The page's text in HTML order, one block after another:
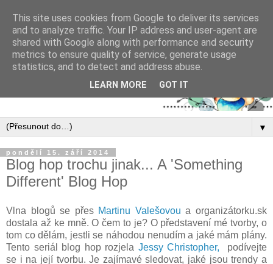
▼
pondělí 15. září 2014
Blog hop trochu jinak... A 'Something
Different' Blog Hop
Vlna blogů se přesMartinu Valešovoua organizátorku.sk
dostala až ke mně. O čem to je? O představení mé tvorby, o
tom co dělám, jestli se náhodou nenudím a jaké mám plány.
Tento seriál blog hop rozjela Jessy Christopher, podívejte
se i na její tvorbu. Je zajímavé sledovat, jaké jsou trendy a
This site uses cookies from Google to deliver its services
and to analyze traffic. Your IP address and user-agent are
shared with Google along with performance and security
metrics to ensure quality of service, generate usage
statistics, and to detect and address abuse.
LEARN MORE GOT IT